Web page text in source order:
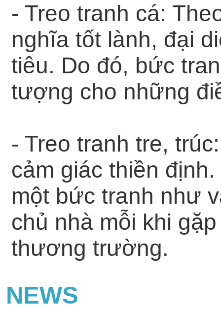
- Treo tranh cá:
nghĩa tốt lành, đại
tiêu. Do đó, bức
tượng cho những
- Treo tranh tre,
cảm giác thiền
một bức tranh như
chủ nhà mỗi khi
thương trường.
NEWS